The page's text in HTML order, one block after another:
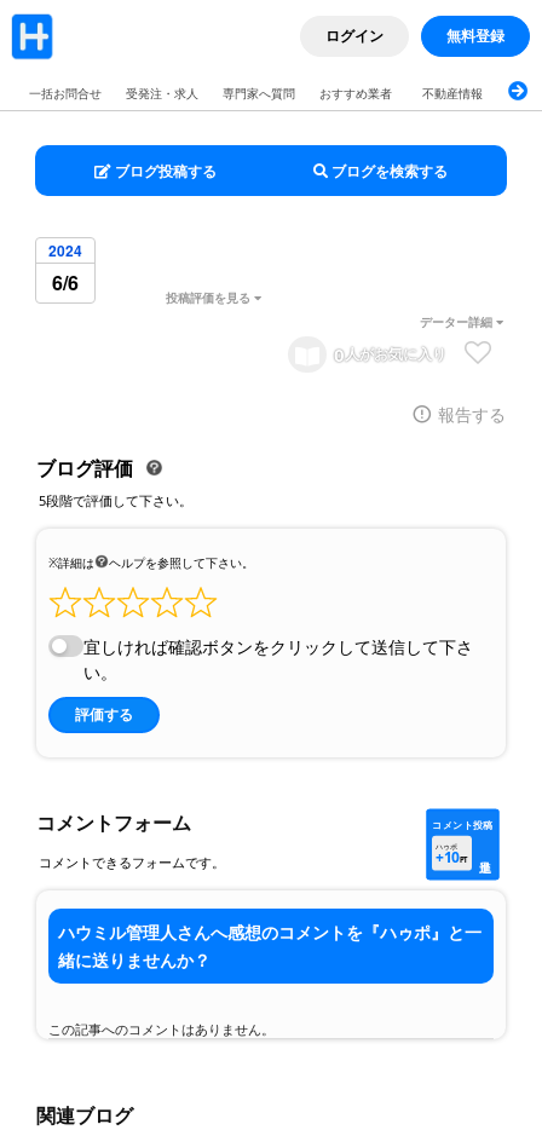
ログイン 無料登録
一括お問合せ 受発注・求人 専門家へ質問 おすすめ業者 不動産情報 ブログ
ブログ投稿する ブログを検索する
2024
6/6
0人がお気に入り
投稿評価を見る
データー詳細
報告する
ブログ評価
5段階で評価して下さい。
※詳細は ヘルプを参照して下さい。
宜しければ確認ボタンをクリックして送信して下さ
い。
評価する
コメントフォーム
コメントできるフォームです。
コメント投稿
ハゥポ
+10PT
ハウミル管理人さんへ感想のコメントを『ハゥポ』と一
緒に送りませんか？
この記事へのコメントはありません。
関連ブログ